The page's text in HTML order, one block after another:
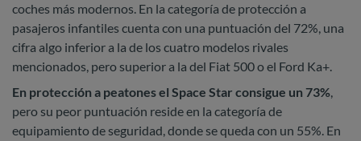
coches más modernos. En la categoría de protección a
pasajeros infantiles cuenta con una puntuación del 72%, una
cifra algo inferior a la de los cuatro modelos rivales
mencionados, pero superior a la del Fiat 500 o el Ford Ka+.
En protección a peatones el Space Star consigue un 73%,
pero su peor puntuación reside en la categoría de
equipamiento de seguridad, donde se queda con un 55%. En